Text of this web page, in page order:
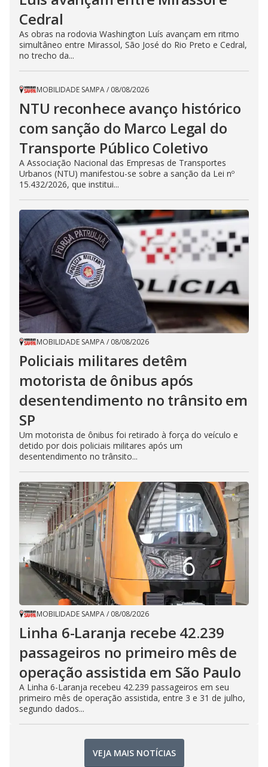
Cedral
As obras na rodovia Washington Luís avançam em ritmo
simultâneo entre Mirassol, São José do Rio Preto e Cedral,
no trecho da...
MOBILIDADE SAMPA/ 08/08/2026
NTU reconhece avanço histórico
com sanção do Marco Legal do
Transporte Público Coletivo
A Associação Nacional das Empresas de Transportes
Urbanos (NTU) manifestou-se sobre a sanção da Lei nº
15.432/2026, que institui...
MOBILIDADE SAMPA/ 08/08/2026
Policiais militares detêm
motorista de ônibus após
desentendimento no trânsito em
SP
Um motorista de ônibus foi retirado à força do veículo e
detido por dois policiais militares após um
desentendimento no trânsito...
MOBILIDADE SAMPA/ 08/08/2026
Linha 6-Laranja recebe 42.239
passageiros no primeiro mês de
operação assistida em São Paulo
A Linha 6-Laranja recebeu 42.239 passageiros em seu
primeiro mês de operação assistida, entre 3 e 31 de julho,
segundo dados...
VEJA MAIS NOTÍCIAS